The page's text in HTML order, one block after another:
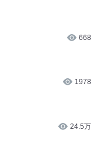
668
1978
24.5万